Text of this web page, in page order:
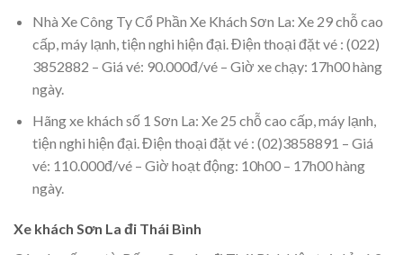
Nhà Xe Công Ty Cổ Phần Xe Khách Sơn La: Xe 29 chỗ cao
cấp, máy lạnh, tiện nghi hiện đại. Điện thoại đặt vé : (022)
3852882 – Giá vé: 90.000đ/vé – Giờ xe chạy: 17h00 hàng
ngày.
Hãng xe khách số 1 Sơn La: Xe 25 chỗ cao cấp, máy lạnh,
tiện nghi hiện đại. Điện thoại đặt vé : (02)3858891 – Giá
vé: 110.000đ/vé – Giờ hoạt động: 10h00 – 17h00 hàng
ngày.
Xe khách Sơn La đi Thái Bình